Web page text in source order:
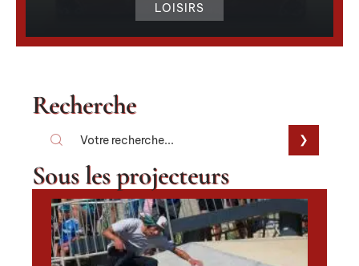
LOISIRS
Recherche
Sous les projecteurs